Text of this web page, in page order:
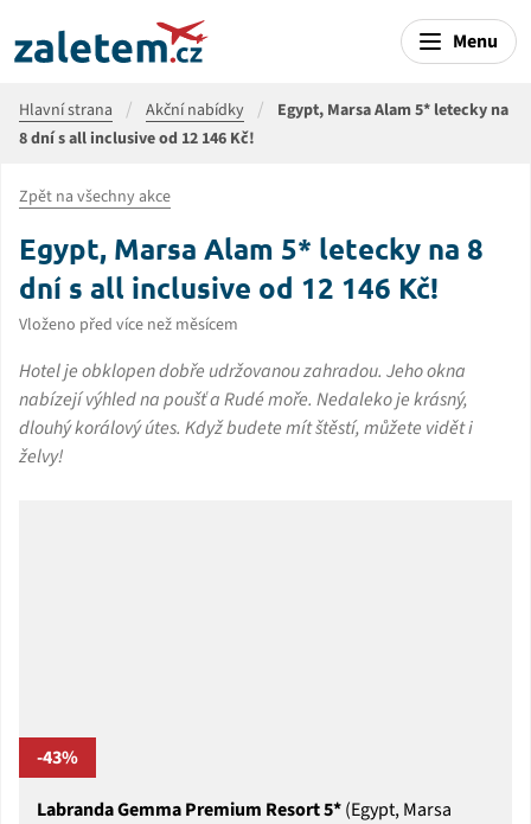
Menu
Hlavní strana Akční nabídky
Egypt, Marsa Alam 5* letecky na
8 dní s all inclusive od 12 146 Kč!
Zpět na všechny akce
Egypt, Marsa Alam 5* letecky na 8
dní s all inclusive od 12 146 Kč!
Vloženo před více než měsícem
Hotel je obklopen dobře udržovanou zahradou. Jeho okna
nabízejí výhled na poušť a Rudé moře. Nedaleko je krásný,
dlouhý korálový útes. Když budete mít štěstí, můžete vidět i
želvy!
-43%
Labranda Gemma Premium Resort 5*(Egypt, Marsa